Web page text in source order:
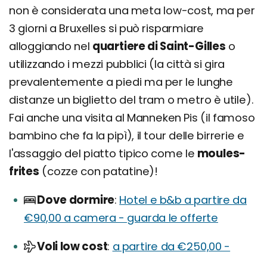
non è considerata una meta low-cost, ma per
3 giorni a Bruxelles si può risparmiare
alloggiando nel quartiere di Saint-Gilles o
utilizzando i mezzi pubblici (la città si gira
prevalentemente a piedi ma per le lunghe
distanze un biglietto del tram o metro è utile).
Fai anche una visita al Manneken Pis (il famoso
bambino che fa la pipì), il tour delle birrerie e
l'assaggio del piatto tipico come le moules-
frites (cozze con patatine)!
Dove dormire Hotel e b&b a partire da
€90,00 a camera - guarda le offerte
Voli low cost a partire da €250,00 -